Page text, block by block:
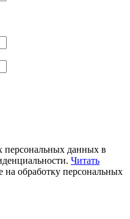
персональных данных в
Читать
на обработку персональных